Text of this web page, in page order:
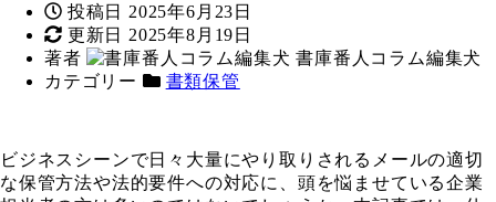
投稿日
2025年6月23日
更新日
2025年8月19日
著者
書庫番人コラム編集犬
カテゴリー
書類保管
ビジネスシーンで日々大量にやり取りされるメールの適切
な保管方法や法的要件への対応に、頭を悩ませている企業